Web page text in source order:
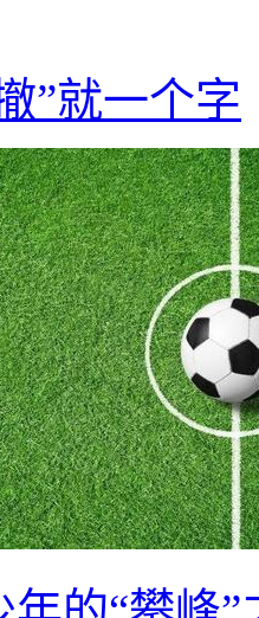
”就一个字